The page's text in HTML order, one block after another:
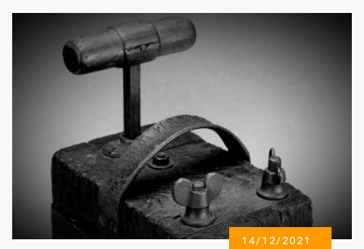
POSTED
14/12/2021